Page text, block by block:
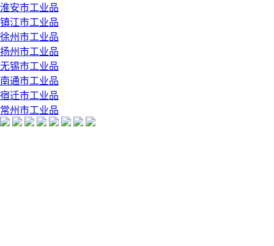
淮安市工业品
镇江市工业品
徐州市工业品
扬州市工业品
无锡市工业品
南通市工业品
宿迁市工业品
常州市工业品